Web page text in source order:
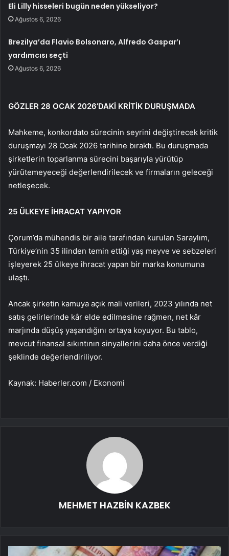
Eli Lilly hisseleri bugün neden yükseliyor?
Ağustos 6, 2026
Brezilya’da Flavio Bolsonaro, Alfredo Gaspar’ı
yardımcısı seçti
Ağustos 6, 2026
GÖZLER 28 OCAK 2026’DAKİ KRİTİK DURUŞMADA
Mahkeme, konkordato sürecinin seyrini değiştirecek kritik
duruşmayı 28 Ocak 2026 tarihine bıraktı. Bu duruşmada
şirketlerin toparlanma sürecini başarıyla yürütüp
yürütemeyeceği değerlendirilecek ve firmaların geleceği
netleşecek.
25 ÜLKEYE İHRACAT YAPIYOR
Çorum’da mühendis bir aile tarafından kurulan Saraylım,
Türkiye’nin 35 ilinden temin ettiği yaş meyve ve sebzeleri
işleyerek 25 ülkeye ihracat yapan bir marka konumuna
ulaştı.
Ancak şirketin kamuya açık mali verileri, 2023 yılında net
satış gelirlerinde kâr elde edilmesine rağmen, net kâr
marjında düşüş yaşandığını ortaya koyuyor. Bu tablo,
mevcut finansal sıkıntının sinyallerini daha önce verdiği
şeklinde değerlendiriliyor.
Kaynak: Haberler.com / Ekonomi
MEHMET HAZBİN KAZBEK